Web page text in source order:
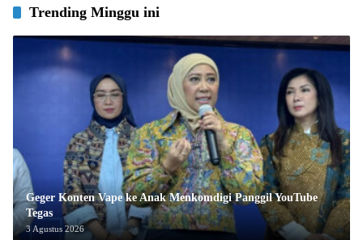
Trending Minggu ini
Geger Konten Vape ke Anak Menkomdigi Panggil YouTube
Tegas
3 Agustus 2026